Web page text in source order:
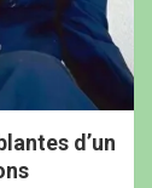
d’un